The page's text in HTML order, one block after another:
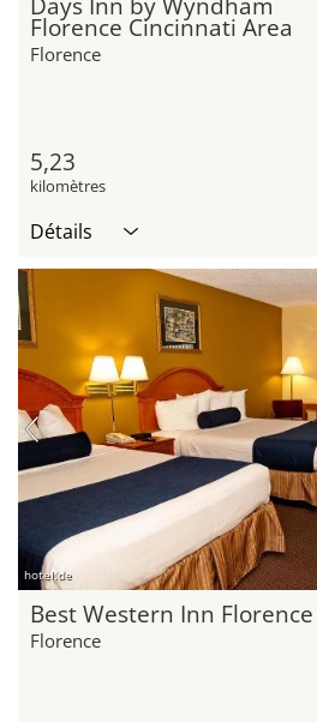
Florence Cincinnati Area
Florence
5,23
kilomètres
Détails
hotel.de
Best Western Inn Florence
Florence